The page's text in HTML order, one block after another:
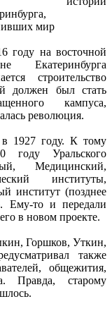
мир
году на восточной
Екатеринбурга
строительство
должен был стать
кампуса,
революция.
1927 году. К тому
году Уральского
Медицинский,
институты,
институт (позднее
Ему-то и передали
в новом проекте.
Горшков, Уткин,
также
общежития,
Правда, старому